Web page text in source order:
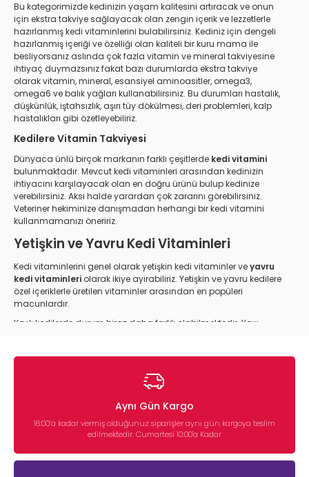
Bu kategorimizde kedinizin yaşam kalitesini artıracak ve onun
için ekstra takviye sağlayacak olan zengin içerik ve lezzetlerle
hazırlanmış kedi vitaminlerini bulabilirsiniz. Kediniz için dengeli
hazırlanmış içeriği ve özelliği olan kaliteli bir kuru mama ile
besliyorsanız aslında çok fazla vitamin ve mineral takviyesine
ihtiyaç duymazsınız fakat bazı durumlarda ekstra takviye
olarak vitamin, mineral, esansiyel aminoasitler, omega3,
omega6 ve balık yağları kullanabilirsiniz. Bu durumları hastalık,
düşkünlük, iştahsızlık, aşırı tüy dökülmesi, deri problemleri, kalp
hastalıkları gibi özetleyebiliriz.
Kedilere Vitamin Takviyesi
Dünyaca ünlü birçok markanın farklı çeşitlerde kedi vitamini
bulunmaktadır. Mevcut kedi vitaminleri arasından kedinizin
ihtiyacını karşılayacak olan en doğru ürünü bulup kedinize
verebilirsiniz. Aksi halde yarardan çok zararını görebilirsiniz.
Veteriner hekiminize danışmadan herhangi bir kedi vitamini
kullanmamanızı öneririz.
Yetişkin ve Yavru Kedi Vitaminleri
Kedi vitaminlerini genel olarak yetişkin kedi vitaminler veyavru
kedi vitaminleri olarak ikiye ayırabiliriz. Yetişkin ve yavru kedilere
özel içeriklerle üretilen vitaminler arasından en popüleri
macunlardır.
Yaşlı kedilerde durum biraz daha farklı olabilmektedir. Yaşı
vitaminleri, yaşlı kediler için en uygun ürün çeşididir.
Kedi Vitamin Macunu
Kedi vitaminleri arasında en çok tercih edilen ve kedilerin de en
çok sevdiği ürünler kedi vitamin macunlarıdır. Kullanım
açısından en yaygın marka Gimcatkedi vitaminleridir.
deri sağlığı açısından son derece önemlidir. Düzenli kullanım
Aynı Gün Kargo
16:00’a kadar vermiş olduğunuz siparişler aynı gün kargoya teslim
edilmektedir. Cumartesi 10:00'a Kadar